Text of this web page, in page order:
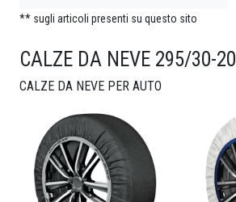
CALZE DA NEVE 295/30-20
CALZE DA NEVE PER AUTO
** sugli articoli presenti su questo sito